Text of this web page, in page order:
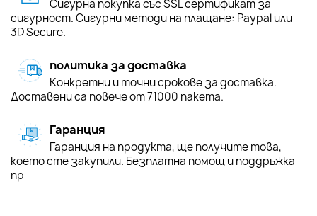
Сигурна покупка със SSL сертификат за
сигурност. Сигурни методи на плащане: Paypal или
3D Secure.
политика за доставка
Конкретни и точни срокове за доставка.
Доставени са повече от 71000 пакета.
Гаранция
Гаранция на продукта, ще получите това,
което сте закупили. Безплатна помощ и поддръжка
пр